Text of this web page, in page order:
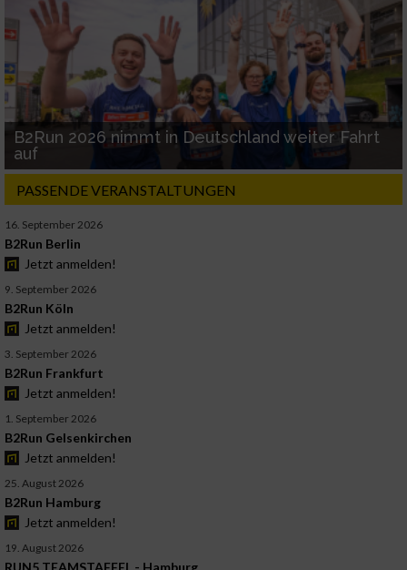
B2Run 2026 nimmt in Deutschland weiter Fahrt
auf
PASSENDE VERANSTALTUNGEN
16. September 2026
B2Run Berlin
Jetzt anmelden!
9. September 2026
B2Run Köln
Jetzt anmelden!
3. September 2026
B2Run Frankfurt
Jetzt anmelden!
1. September 2026
B2Run Gelsenkirchen
Jetzt anmelden!
25. August 2026
B2Run Hamburg
Jetzt anmelden!
19. August 2026